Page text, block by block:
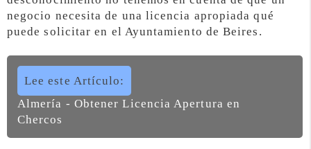
negocio necesita de una licencia apropiada qué
puede solicitar en el Ayuntamiento de Beires.
Lee este Artículo:
Almería - Obtener Licencia Apertura en
Chercos